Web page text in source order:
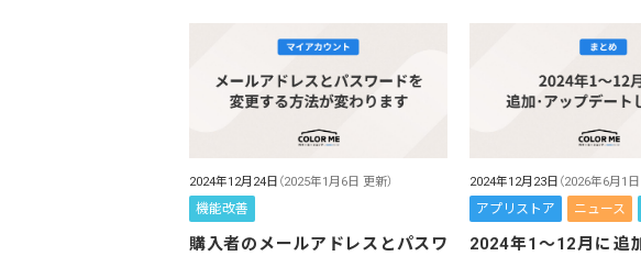
2024年12月24日 （2025年1月6日 更新）
機能改善
購入者のメールアドレスとパスワ
2024年12月23日 （2026年6月1日
アプリストア ニュース
2024年1～12月に追